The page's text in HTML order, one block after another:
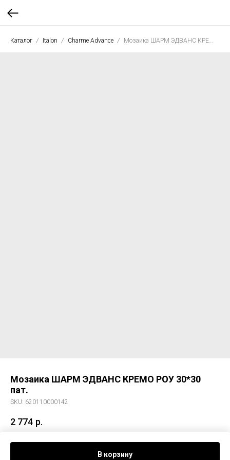
Каталог Italon Charme Advance
Мозаика ШАРМ ЭДВАНС КРЕМО РОУ 30*30
пат.
SKU: 620110000142
2 774 р.
В корзину
Мозаика ШАРМ ЭДВАНС КРЕМО РОУ 30*30 пат.